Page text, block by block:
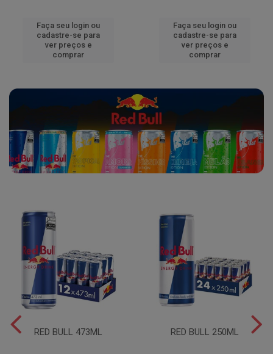
Faça seu login ou
cadastre-se para
ver preços e
comprar
Faça seu login ou
cadastre-se para
ver preços e
comprar
RED BULL 473ML RED BULL 250ML